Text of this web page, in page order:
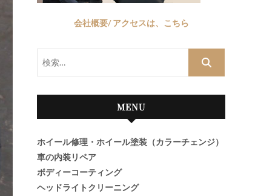
会社概要/ アクセスは、こちら
MENU
ホイール修理・ホイール塗装（カラーチェンジ）
車の内装リペア
ボディーコーティング
ヘッドライトクリーニング